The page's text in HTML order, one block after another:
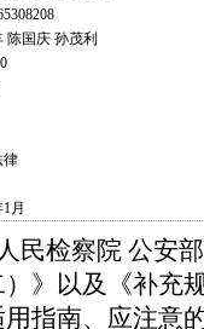
陈国庆 孙茂利
律
月
民检察院 公安
》以及《补充
指南、应注意